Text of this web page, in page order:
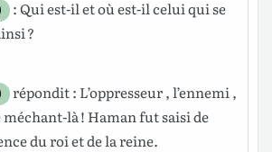
: Qui est-il et où est-il celui qui se
?
répondit: L’oppresseur,l’ennemi,
méchant-là ! Hamanfutsaisi de
duroiet de lareine.